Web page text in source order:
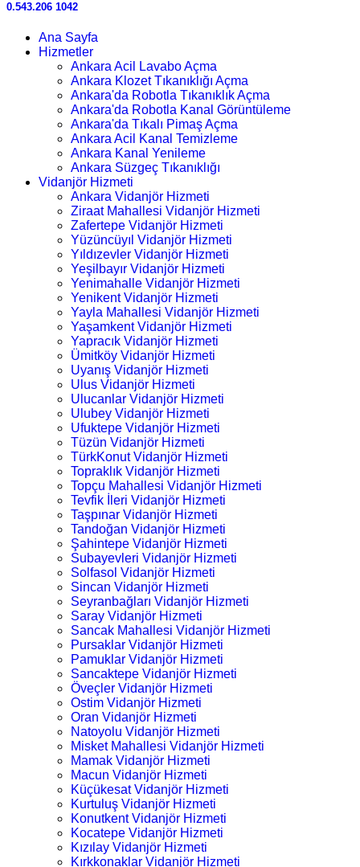
0.543.206 1042
Ana Sayfa
Hizmetler
Ankara Acil Lavabo Açma
Ankara Klozet Tıkanıklığı Açma
Ankara'da Robotla Tıkanıklık Açma
Ankara'da Robotla Kanal Görüntüleme
Ankara'da Tıkalı Pimaş Açma
Ankara Acil Kanal Temizleme
Ankara Kanal Yenileme
Ankara Süzgeç Tıkanıklığı
Vidanjör Hizmeti
Ankara Vidanjör Hizmeti
Ziraat Mahallesi Vidanjör Hizmeti
Zafertepe Vidanjör Hizmeti
Yüzüncüyıl Vidanjör Hizmeti
Yıldızevler Vidanjör Hizmeti
Yeşilbayır Vidanjör Hizmeti
Yenimahalle Vidanjör Hizmeti
Yenikent Vidanjör Hizmeti
Yayla Mahallesi Vidanjör Hizmeti
Yaşamkent Vidanjör Hizmeti
Yapracık Vidanjör Hizmeti
Ümitköy Vidanjör Hizmeti
Uyanış Vidanjör Hizmeti
Ulus Vidanjör Hizmeti
Ulucanlar Vidanjör Hizmeti
Ulubey Vidanjör Hizmeti
Ufuktepe Vidanjör Hizmeti
Tüzün Vidanjör Hizmeti
TürkKonut Vidanjör Hizmeti
Topraklık Vidanjör Hizmeti
Topçu Mahallesi Vidanjör Hizmeti
Tevfik İleri Vidanjör Hizmeti
Taşpınar Vidanjör Hizmeti
Tandoğan Vidanjör Hizmeti
Şahintepe Vidanjör Hizmeti
Subayevleri Vidanjör Hizmeti
Solfasol Vidanjör Hizmeti
Sincan Vidanjör Hizmeti
Seyranbağları Vidanjör Hizmeti
Saray Vidanjör Hizmeti
Sancak Mahallesi Vidanjör Hizmeti
Pursaklar Vidanjör Hizmeti
Pamuklar Vidanjör Hizmeti
Sancaktepe Vidanjör Hizmeti
Öveçler Vidanjör Hizmeti
Ostim Vidanjör Hizmeti
Oran Vidanjör Hizmeti
Natoyolu Vidanjör Hizmeti
Misket Mahallesi Vidanjör Hizmeti
Mamak Vidanjör Hizmeti
Macun Vidanjör Hizmeti
Küçükesat Vidanjör Hizmeti
Kurtuluş Vidanjör Hizmeti
Konutkent Vidanjör Hizmeti
Kocatepe Vidanjör Hizmeti
Kızılay Vidanjör Hizmeti
Kırkkonaklar Vidanjör Hizmeti